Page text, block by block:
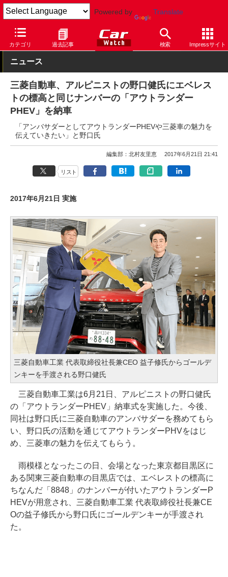
Powered by Translate
カテゴリ 過去記事 検索 Impressサイト
Car Watch 自動車 三菱自動車 アウトランダー
ニュース
三菱自動車、アルピニストの野口健氏にエベレス
トの標高と同じナンバーの「アウトランダー
PHEV」を納車
「アンバサダーとしてアウトランダーPHEVや三菱車の魅力を
伝えていきたい」と野口氏
編集部：北村友里恵 2017年6月21日 21:41
リスト
2017年6月21日 実施
三菱自動車工業 代表取締役社長兼CEO 益子修氏からゴールデ
ンキーを手渡される野口健氏
三菱自動車工業は6月21日、アルピニストの野口健氏
の「アウトランダーPHEV」納車式を実施した。今後、
同社は野口氏に三菱自動車のアンバサダーを務めてもら
い、野口氏の活動を通じてアウトランダーPHVをはじ
め、三菱車の魅力を伝えてもらう。
雨模様となったこの日、会場となった東京都目黒区に
ある関東三菱自動車の目黒店では、エベレストの標高に
ちなんだ「8848」のナンバーが付いたアウトランダーP
HEVが用意され、三菱自動車工業 代表取締役社長兼CE
Oの益子修氏から野口氏にゴールデンキーが手渡され
た。